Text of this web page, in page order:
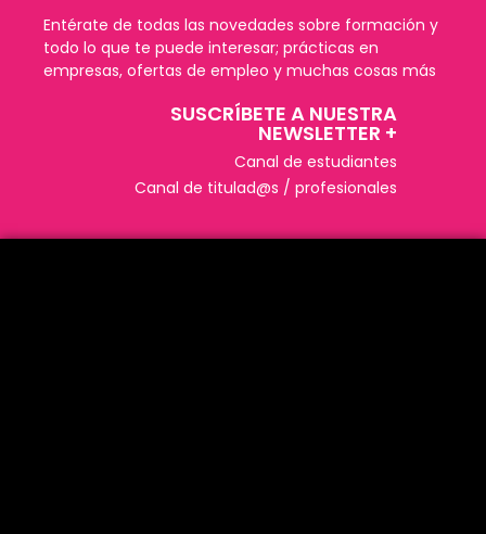
Entérate de todas las novedades sobre formación y
todo lo que te puede interesar; prácticas en
empresas, ofertas de empleo y muchas cosas más
SUSCRÍBETE A NUESTRA
NEWSLETTER +​
Canal de estudiantes
Canal de titulad@s / profesionales